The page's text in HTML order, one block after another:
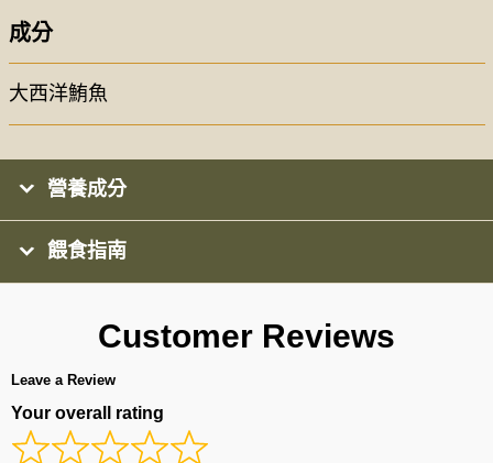
成分
大西洋鮪魚
營養成分
餵食指南
Customer Reviews
Leave a Review
Your overall rating